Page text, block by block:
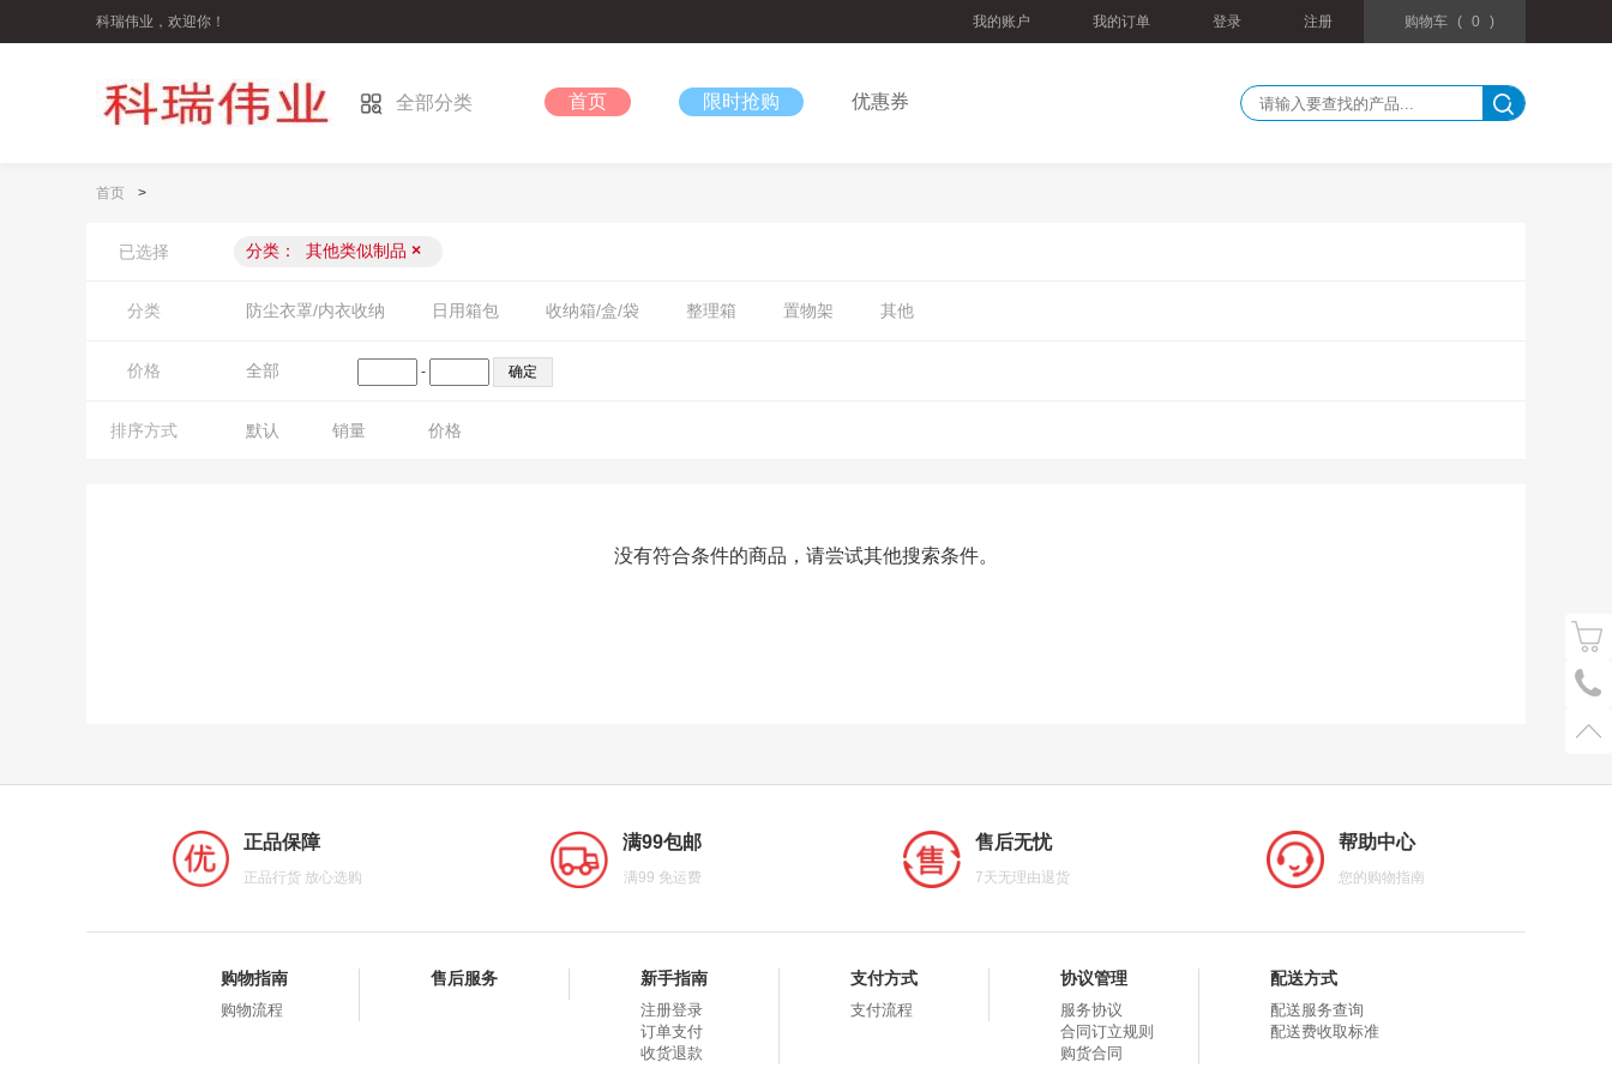
科瑞伟业，欢迎你！ 我的账户 我的订单 登录 注册 购物车 ( 0 )
全部分类 首页 限时抢购 优惠券
首页 >
已选择 分类： 其他类似制品 ×
分类 防尘衣罩/内衣收纳 日用箱包 收纳箱/盒/袋 整理箱 置物架 其他
价格 全部 -
排序方式 默认 销量 价格
没有符合条件的商品，请尝试其他搜索条件。
正品保障
正品行货 放心选购
满99包邮
满99 免运费
售后无忧
7天无理由退货
帮助中心
您的购物指南
购物指南
购物流程
售后服务 新手指南
注册登录
订单支付
收货退款
支付方式
支付流程
协议管理
服务协议
合同订立规则
购货合同
配送方式
配送服务查询
配送费收取标准